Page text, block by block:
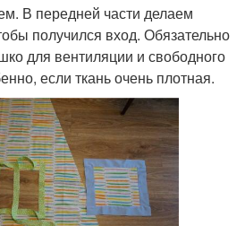
В передней части делаем
получился вход. Обязательно
для вентиляции и свободного
если ткань очень плотная.